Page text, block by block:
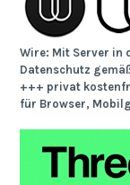
Wire: Mit Server in
Datenschutz
+++ privat
für Browser,